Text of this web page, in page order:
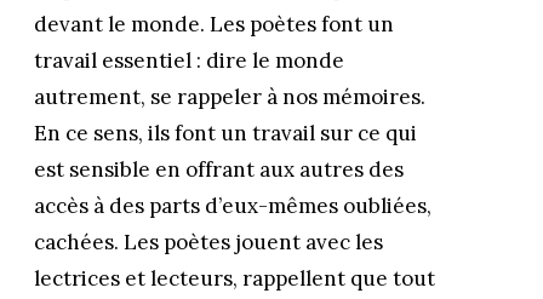
devant le monde. Les poètes font un
travail essentiel : dire le monde
autrement, se rappeler à nos mémoires.
En ce sens, ils font un travail sur ce qui
est sensible en offrant aux autres des
accès à des parts d’eux-mêmes oubliées,
cachées. Les poètes jouent avec les
lectrices et lecteurs, rappellent que tout